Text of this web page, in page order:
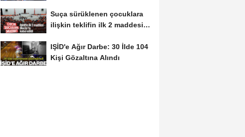
Suça sürüklenen çocuklara
ilişkin teklifin ilk 2 maddesi
IŞİD'e Ağır Darbe: 30 İlde 104
Kişi Gözaltına Alındı